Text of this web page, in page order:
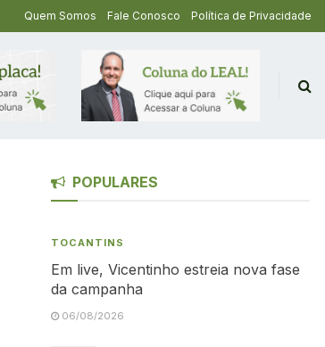
Quem Somos Fale Conosco Política de Privacidade
POPULARES
TOCANTINS
Em live, Vicentinho estreia nova fase
da campanha
06/08/2026